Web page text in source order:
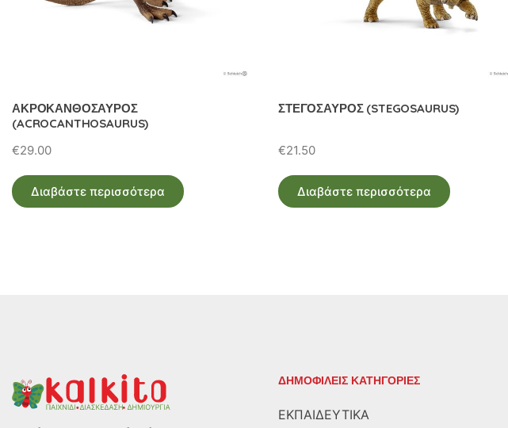
ΑΚΡΟΚΑΝΘΟΣΑΥΡΟΣ
(ACROCANTHOSAURUS)
€29.00
Διαβάστε περισσότερα
ΣΤΕΓΟΣΑΥΡΟΣ (STEGOSAURUS)
€21.50
Διαβάστε περισσότερα
ΔΗΜΟΦΙΛΕΙΣ ΚΑΤΗΓΟΡΙΕΣ
ΕΚΠΑΙΔΕΥΤΙΚΑ